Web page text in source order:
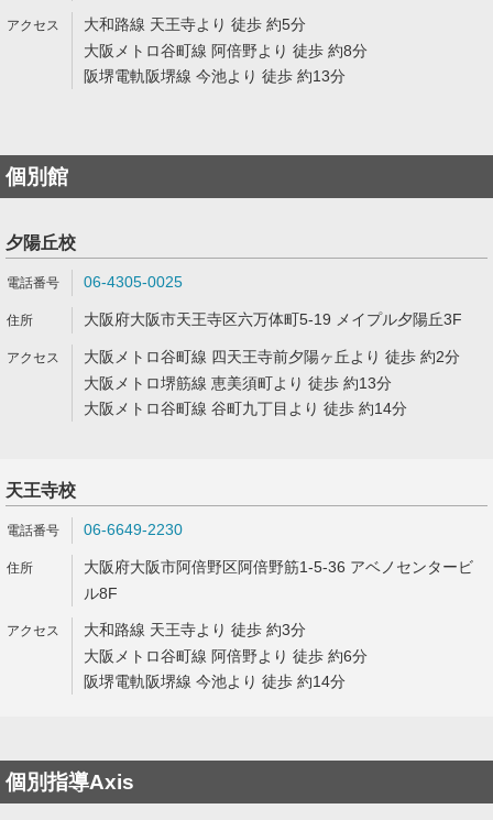
大和路線 天王寺より 徒歩 約5分
大阪メトロ谷町線 阿倍野より 徒歩 約8分
阪堺電軌阪堺線 今池より 徒歩 約13分
個別館
夕陽丘校
06-4305-0025
大阪府大阪市天王寺区六万体町5-19 メイプル夕陽丘3F
大阪メトロ谷町線 四天王寺前夕陽ヶ丘より 徒歩 約2分
大阪メトロ堺筋線 恵美須町より 徒歩 約13分
大阪メトロ谷町線 谷町九丁目より 徒歩 約14分
天王寺校
06-6649-2230
大阪府大阪市阿倍野区阿倍野筋1-5-36 アベノセンタービ
ル8F
大和路線 天王寺より 徒歩 約3分
大阪メトロ谷町線 阿倍野より 徒歩 約6分
阪堺電軌阪堺線 今池より 徒歩 約14分
個別指導Axis